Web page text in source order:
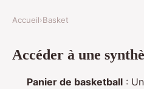
Quel panier de
pour votre
Accueil›Basket
Accéder à une
Panier de basketball :